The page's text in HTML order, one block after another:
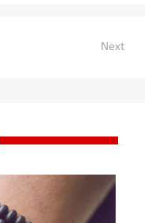
Next